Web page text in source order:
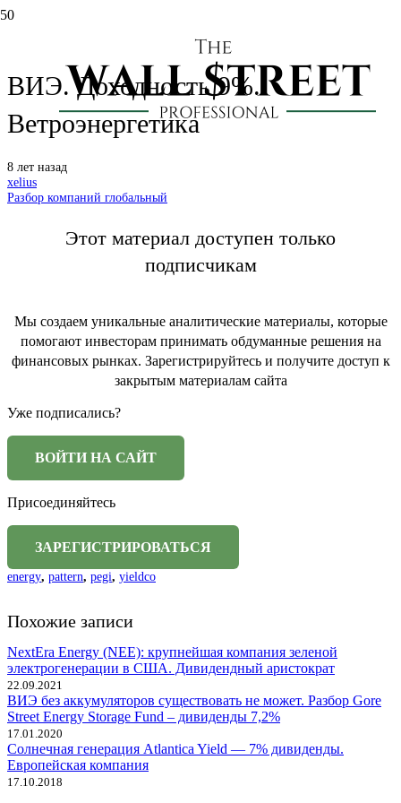
Разбор Pattern Energy (PEGI) —
ВИЭ. Доходность 9%.
Ветроэнергетика
8 лет назад
xelius
Разбор компаний глобальный
Этот материал доступен только
подписчикам
Мы создаем уникальные аналитические материалы, которые
помогают инвесторам принимать обдуманные решения на
финансовых рынках. Зарегистрируйтесь и получите доступ к
закрытым материалам сайта
Уже подписались?
Присоединяйтесь
energy, pattern, pegi, yieldco
Похожие записи
NextEra Energy (NEE): крупнейшая компания зеленой
электрогенерации в США. Дивидендный аристократ
22.09.2021
ВИЭ без аккумуляторов существовать не может. Разбор Gore
Street Energy Storage Fund – дивиденды 7,2%
17.01.2020
Солнечная генерация Atlantica Yield — 7% дивиденды.
Европейская компания
17.10.2018